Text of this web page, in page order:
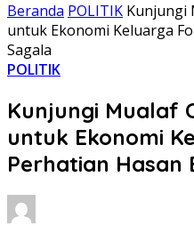
Beranda POLITIK Kunjungi
untuk Ekonomi Keluarga
Sagala
POLITIK
Kunjungi Mualaf
untuk Ekonomi
Perhatian Hasan